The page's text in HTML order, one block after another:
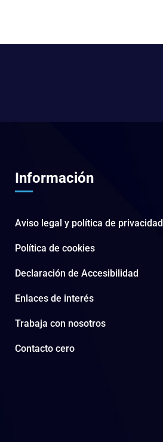
Información
Aviso legal y política de privacidad
Política de cookies
Declaración de Accesibilidad
Enlaces de interés
Trabaja con nosotros
Contacto cero